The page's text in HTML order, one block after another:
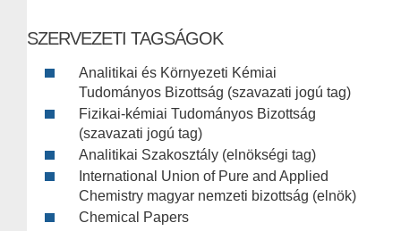
SZERVEZETI TAGSÁGOK
Analitikai és Környezeti Kémiai
Tudományos Bizottság (szavazati jogú tag)
Fizikai-kémiai Tudományos Bizottság
(szavazati jogú tag)
Analitikai Szakosztály (elnökségi tag)
International Union of Pure and Applied
Chemistry magyar nemzeti bizottság (elnök)
Chemical Papers